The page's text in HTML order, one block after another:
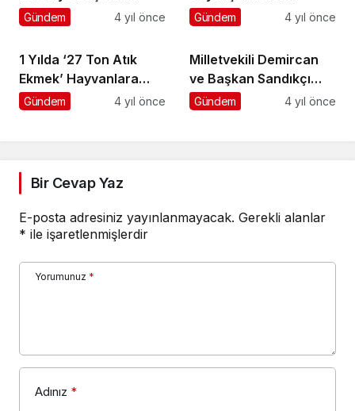
Özlem Çerçioğlu İle
Başardık
Gündem 4 yıl önce
Mersin’e itfaiye desteği
Gündem 4 yıl önce
1 Yılda ‘27 Ton Atık
Ekmek’ Hayvanlara
Yem Olarak Dönüştü
Gündem 4 yıl önce
Milletvekili Demircan
ve Başkan Sandıkçı
Yatırımları İnceledi
Gündem 4 yıl önce
Bir Cevap Yaz
E-posta adresiniz yayınlanmayacak. Gerekli alanlar
* ile işaretlenmişlerdir
Yorumunuz *
Adınız *